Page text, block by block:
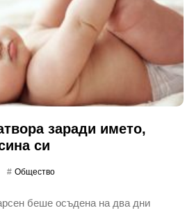
заради името,
си
Общество
беше осъдена на два дни